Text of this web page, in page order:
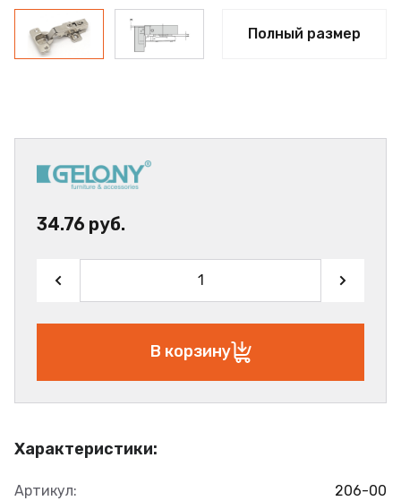
Полный размер
Характеристики:
Артикул: 206-00
34.76 руб.
В корзину